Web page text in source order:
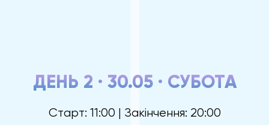
ДЕНЬ 2 · 30.05 · СУБОТА
Старт: 11:00 | Закінчення: 20:00